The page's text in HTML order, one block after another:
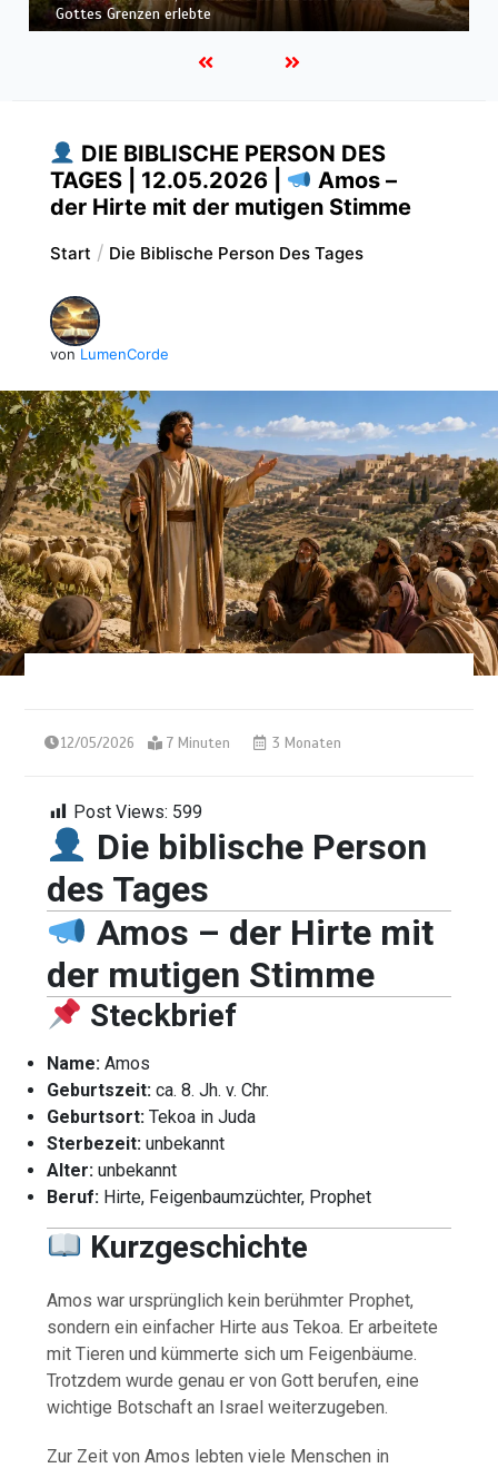
Höchsten
DIE BIBLISCHE PERSON DES
TAGES | 12.05.2026 |
Amos –
der Hirte mit der mutigen Stimme
Start Die Biblische Person Des Tages
von LumenCorde
12/05/2026 7 Minuten 3 Monaten
Post Views: 599
Die biblische Person
des Tages
Amos – der Hirte mit
der mutigen Stimme
Steckbrief
Name: Amos
Geburtszeit: ca. 8. Jh. v. Chr.
Geburtsort: Tekoa in Juda
Sterbezeit: unbekannt
Alter: unbekannt
Beruf: Hirte, Feigenbaumzüchter, Prophet
Kurzgeschichte
Amos war ursprünglich kein berühmter Prophet,
sondern ein einfacher Hirte aus Tekoa. Er arbeitete
mit Tieren und kümmerte sich um Feigenbäume.
Trotzdem wurde genau er von Gott berufen, eine
wichtige Botschaft an Israel weiterzugeben.
Zur Zeit von Amos lebten viele Menschen in